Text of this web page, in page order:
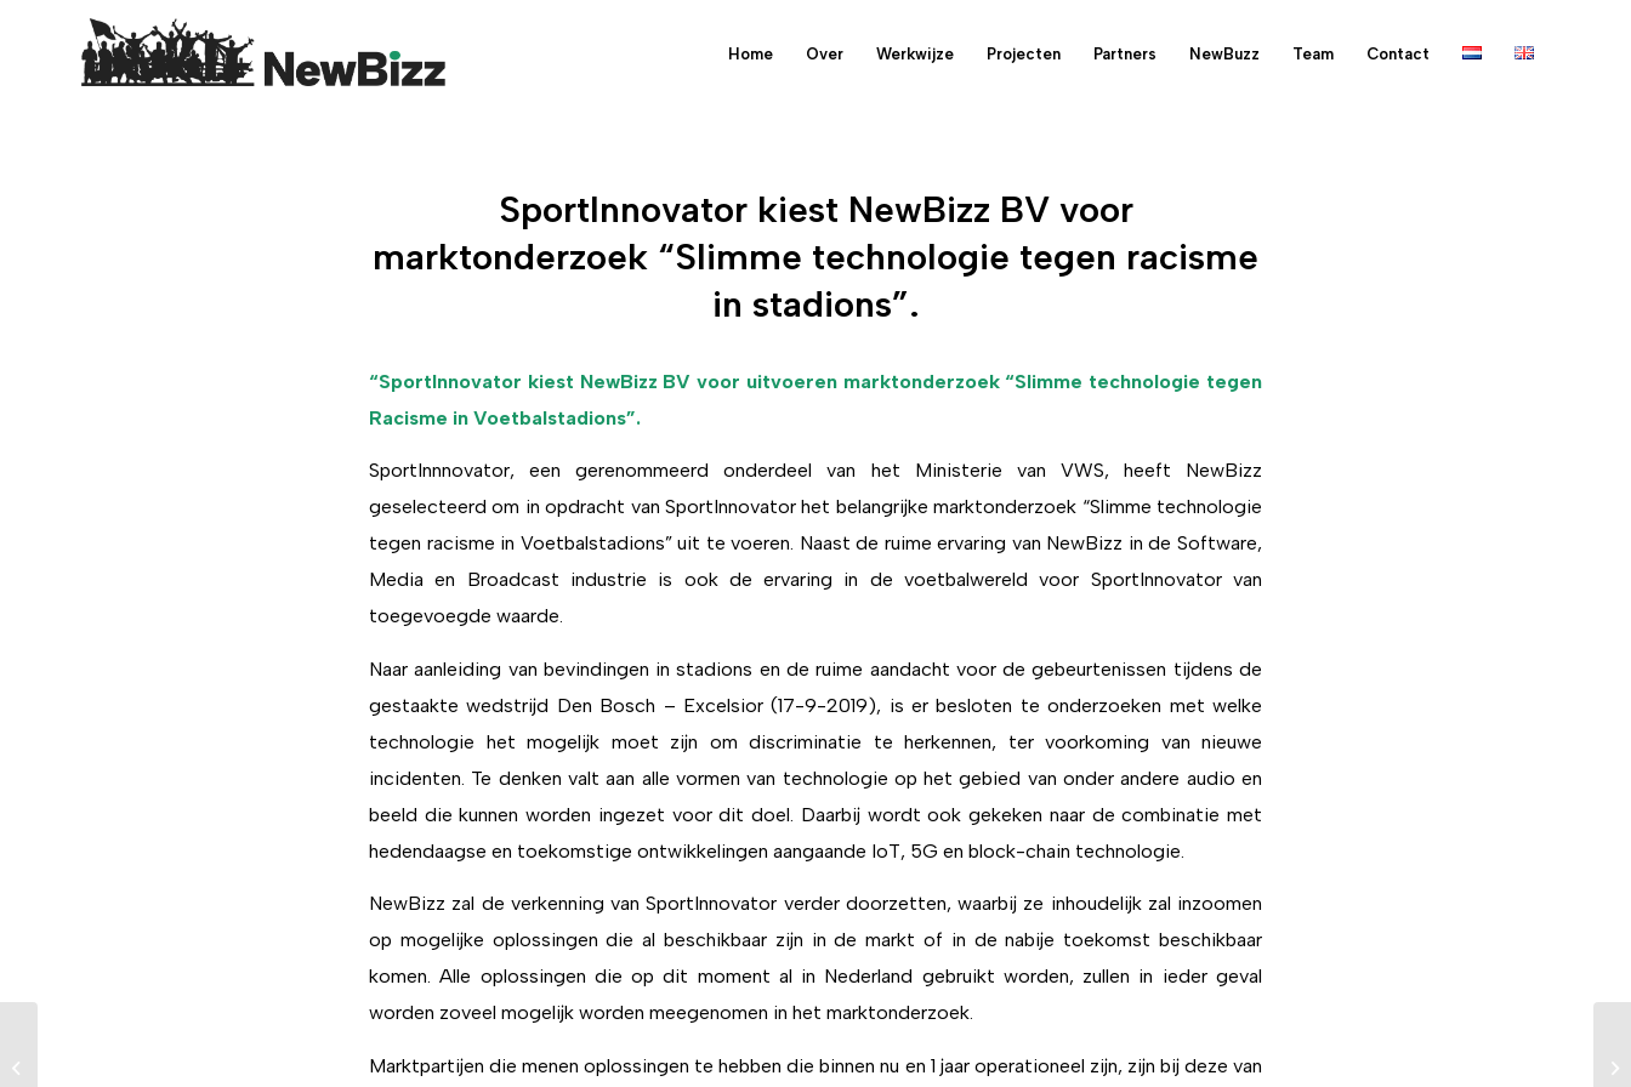
Home Over Werkwijze Projecten Partners NewBuzz Team Contact
SportInnovator kiest NewBizz BV voor
marktonderzoek “Slimme technologie tegen racisme
in stadions”.
“SportInnovator kiest NewBizz BV voor uitvoeren marktonderzoek “Slimme technologie tegen
Racisme in Voetbalstadions”.
SportInnnovator, een gerenommeerd onderdeel van het Ministerie van VWS, heeft NewBizz
geselecteerd om in opdracht van SportInnovator het belangrijke marktonderzoek “Slimme technologie
tegen racisme in Voetbalstadions” uit te voeren. Naast de ruime ervaring van NewBizz in de Software,
Media en Broadcast industrie is ook de ervaring in de voetbalwereld voor SportInnovator van
toegevoegde waarde.
Naar aanleiding van bevindingen in stadions en de ruime aandacht voor de gebeurtenissen tijdens de
gestaakte wedstrijd Den Bosch – Excelsior (17-9-2019), is er besloten te onderzoeken met welke
technologie het mogelijk moet zijn om discriminatie te herkennen, ter voorkoming van nieuwe
incidenten. Te denken valt aan alle vormen van technologie op het gebied van onder andere audio en
beeld die kunnen worden ingezet voor dit doel. Daarbij wordt ook gekeken naar de combinatie met
hedendaagse en toekomstige ontwikkelingen aangaande IoT, 5G en block-chain technologie.
NewBizz zal de verkenning van SportInnovator verder doorzetten, waarbij ze inhoudelijk zal inzoomen
op mogelijke oplossingen die al beschikbaar zijn in de markt of in de nabije toekomst beschikbaar
komen. Alle oplossingen die op dit moment al in Nederland gebruikt worden, zullen in ieder geval
worden zoveel mogelijk worden meegenomen in het marktonderzoek.
Marktpartijen die menen oplossingen te hebben die binnen nu en 1 jaar operationeel zijn, zijn bij deze van